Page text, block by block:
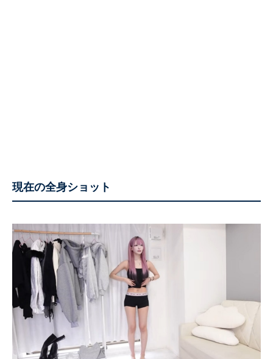
現在の全身ショット